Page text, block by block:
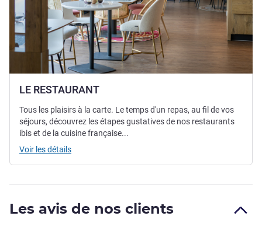
LE RESTAURANT
Tous les plaisirs à la carte. Le temps d'un repas, au fil de vos
séjours, découvrez les étapes gustatives de nos restaurants
ibis et de la cuisine française...
Voir les détails
Les avis de nos clients